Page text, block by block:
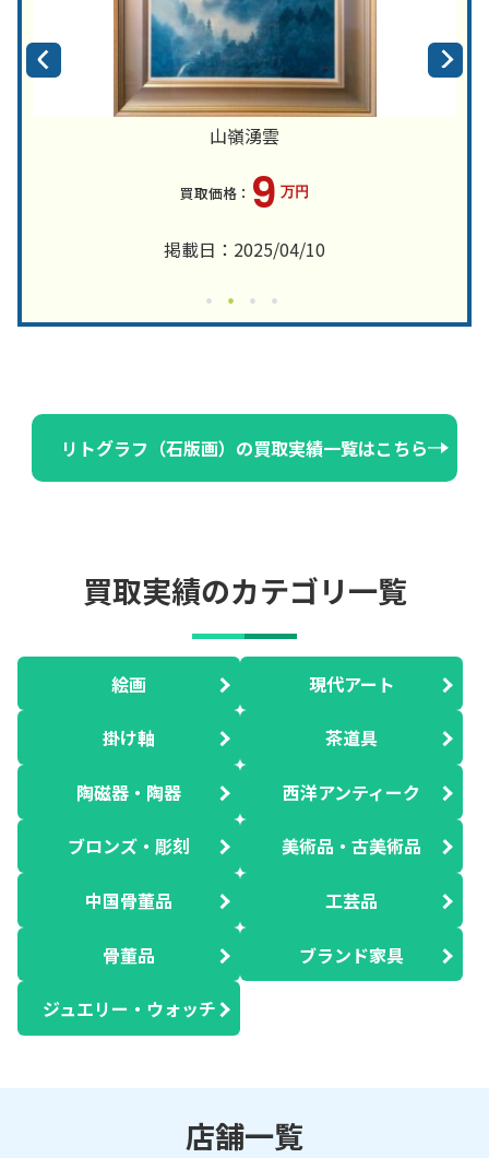
山嶺湧雲
9 万円
掲載日：2025/04/10
リトグラフ（石版画）の買取実績一覧はこちら
買取実績のカテゴリ一覧
絵画 現代アート
掛け軸 茶道具
陶磁器・陶器 西洋アンティーク
ブロンズ・彫刻 美術品・古美術品
中国骨董品 工芸品
骨董品 ブランド家具
ジュエリー・ウォッチ
店舗一覧